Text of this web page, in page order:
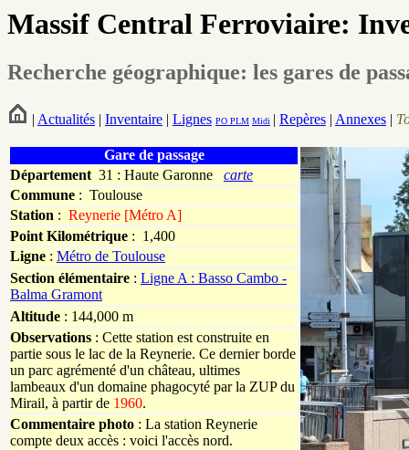
Massif Central Ferroviaire:
Recherche géographique: les gares de
| Actualités | Inventaire | Lignes PO PLM Midi | Repères | Annexes |
Gare de passage
Département 31 : Haute Garonne carte
Commune : Toulouse
Station : Reynerie [Métro A]
Point Kilométrique : 1,400
Ligne : Métro de Toulouse
Section élémentaire : Ligne A : Basso Cambo -
Balma Gramont
Altitude : 144,000 m
Observations : Cette station est construite en
partie sous le lac de la Reynerie. Ce dernier borde
un parc agrémenté d'un château, ultimes
lambeaux d'un domaine phagocyté par la ZUP du
Mirail, à partir de 1960.
Commentaire photo : La station Reynerie
compte deux accès : voici l'accès nord.